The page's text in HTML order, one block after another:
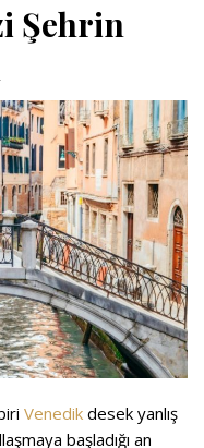
Şehrin
Venedik desek yanlış
başladığı an